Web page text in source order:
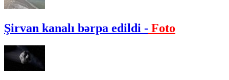
Şirvan kanalı bərpa edildi - Foto